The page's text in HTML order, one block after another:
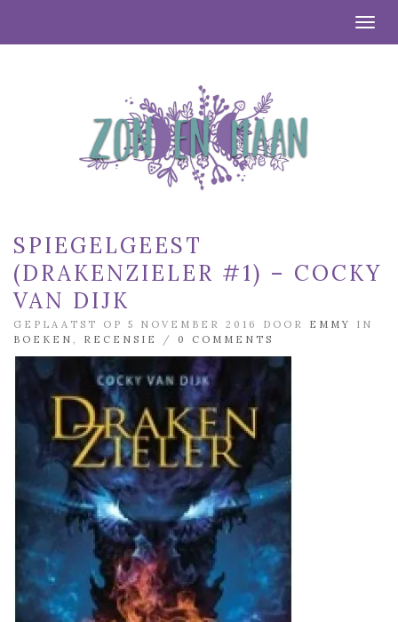
SPIEGELGEEST
(DRAKENZIELER #1) – COCKY
VAN DIJK
GEPLAATST OP 5 NOVEMBER 2016 DOOR EMMY
IN
BOEKEN
RECENSIE / 0 COMMENTS